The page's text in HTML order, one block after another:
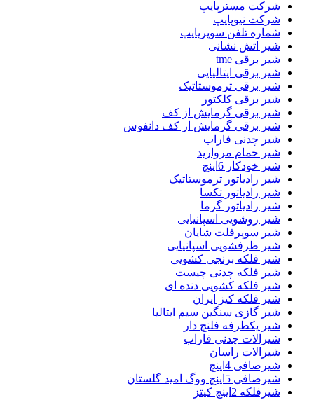
شرکت مسترپایپ
شرکت نیوپایپ
شماره تلفن سوپرپایپ
شیر اتش نشانی
شیر برقی tme
شیر برقی ایتالیایی
شیر برقی ترموستاتیک
شیر برقی کلکتور
شیر برقی گرمایش از کف
شیر برقی گرمایش از کف دانفوس
شیر چدنی فاراب
شیر حمام مروارید
شیر خودکار 6اینچ
شیر رادیاتور ترموستاتیک
شیر رادیاتور تکسا
شیر رادیاتور گرما
شیر روشویی اسپانیایی
شیر سوپرفلت شایان
شیر ظرفشویی اسپانیایی
شیر فلکه برنجی کشویی
شیر فلکه چدنی چیست
شیر فلکه کشویی دنده ای
شیر فلکه کیز ایران
شیر گازی سنگین سیم ایتالیا
شیر یکطرفه فلنچ دار
شیرالات چدنی فاراب
شیرالات راسان
شیرصافی 4اینچ
شیرصافی 5اینچ ووگ امید گلستان
شیرفلکه 2اینچ کیتز